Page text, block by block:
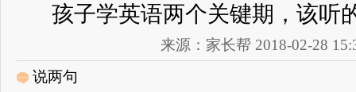
孩子学英语两个关键期，该听
来源：家长帮 2018-02-28
说两句